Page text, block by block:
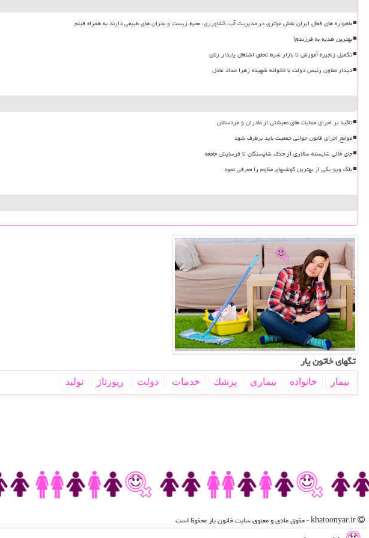
ماهواره های فعال ایران نقش مؤثری در مدیریت آب، کشاورزی، محیط زیست و بحران های طبیعی دارند به همراه فیلم
بهترین هدیه به فرزندم!
تکمیل زنجیره آموزش تا بازار شرط تحقق اشتغال پایدار زنان
دیدار معاون رئیس دولت با خانواده شهیده زهرا حداد عادل
تاکید بر اجرای حمایت های معیشتی از مادران و خردسالان
موانع اجرای قانون جوانی جمعیت باید برطرف شود
جای خالی شایسته سالاری از حذف شایستگان تا فرسایش جامعه
بلک ویو یکی از بهترین گوشیهای مقاوم را معرفی نمود
تگهای خاتون یار
بیمار خانواده بیماری پزشك خدمات دولت رپورتاژ تولید